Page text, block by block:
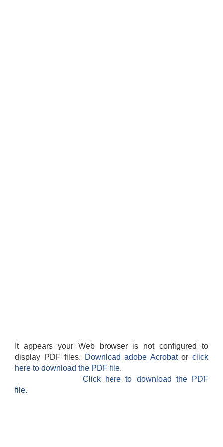
It appears your Web browser is not configured to
display PDF files.
Download adobe Acrobatorclick
here to download the PDF file.
Click here to download the PDF
file.